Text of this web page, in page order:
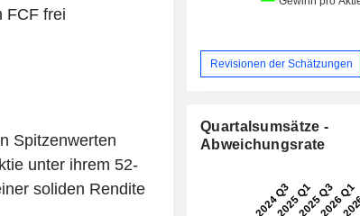
FCF frei
Spitzenwerten
unter ihrem 52-
soliden Rendite
Revisionen der Schätzungen
Quartalsumsätze -
Abweichungsrate